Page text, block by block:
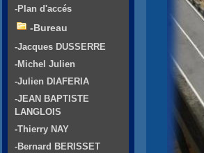
-Plan d'accés
-Bureau
-Jacques DUSSERRE
-Michel Julien
-Julien DIAFERIA
-JEAN BAPTISTE
LANGLOIS
-Thierry NAY
-Bernard BERISSET